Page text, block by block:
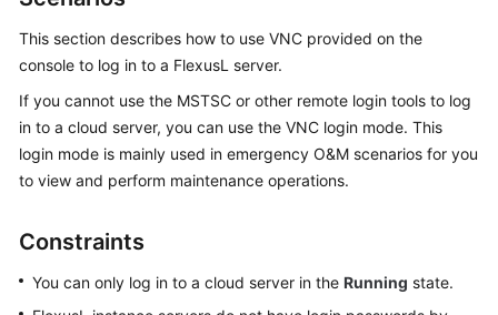
Getting
Started
User
Guide
API
This section describes how to use VNC provided on the
console to log in to a FlexusL server.
If you cannot use the MSTSC or other remote login tools to log
in to a cloud server, you can use the VNC login mode. This
login mode is mainly used in emergency O&M scenarios for you
to view and perform maintenance operations.
Constraints
You can only log in to a cloud server in the Running state.